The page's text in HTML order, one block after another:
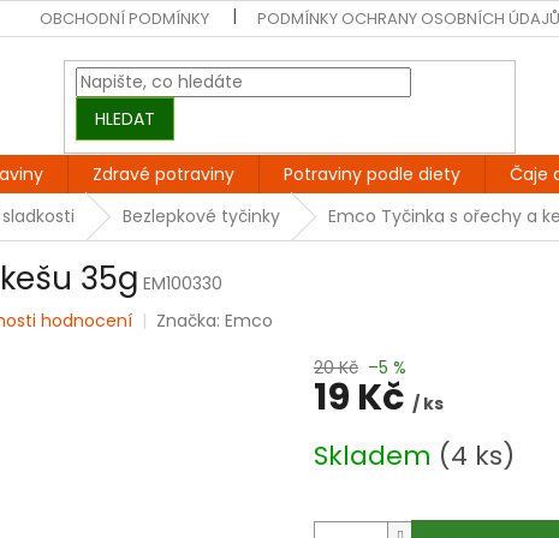
OBCHODNÍ PODMÍNKY PODMÍNKY OCHRANY OSOBNÍCH ÚDAJŮ
HLEDAT
Zdravé potraviny Potraviny podle diety Čaje
Bezlepkové tyčinky Emco Tyčinka s ořechy a
35g EM100330
hodnocení Značka: Emco
20 Kč –5 %
19 Kč / ks
cena:
Skladem (4 ks)